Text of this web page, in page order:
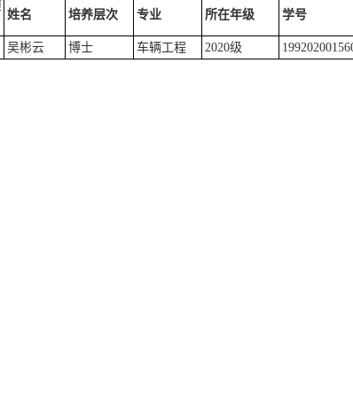
姓名 培养层次 专业 所在年级 学号
吴彬云 博士 车辆工程 2020级